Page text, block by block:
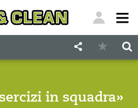
in squadra»